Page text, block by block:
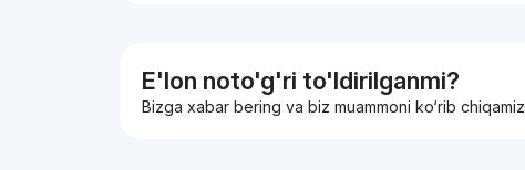
E'lon noto'g'ri to'ldirilganmi?
Bizga xabar bering va biz muammoni ko‘rib chiqamiz